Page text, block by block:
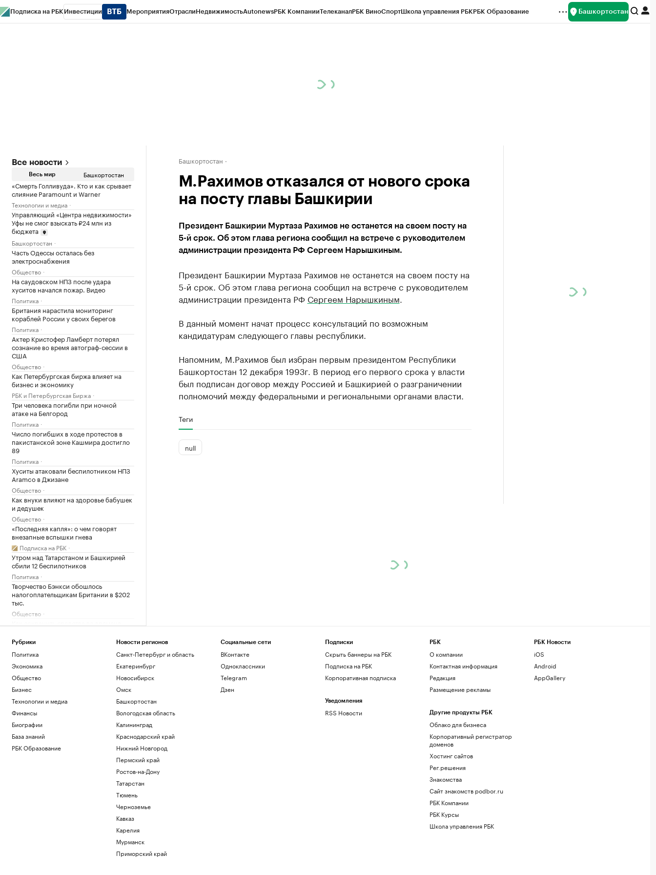
Подписка на РБК Инвестиции МероприятияОтраслиНедвижимостьAutonewsРБК КомпанииТелеканалРБК ВиноСпортШкола управления РБКРБК Образование Башкортостан
Все новости
Весь мир Башкортостан
«Смерть Голливуда». Кто и как срывает
слияние Paramount и Warner
Технологии и медиа
Управляющий «Центра недвижимости»
Уфы не смог взыскать ₽24 млн из
бюджета
Башкортостан
Часть Одессы осталась без
электроснабжения
Общество
На саудовском НПЗ после удара
хуситов начался пожар. Видео
Политика
Британия нарастила мониторинг
кораблей России у своих берегов
Политика
Актер Кристофер Ламберт потерял
сознание во время автограф-сессии в
США
Общество
Как Петербургская биржа влияет на
бизнес и экономику
РБК и Петербургская Биржа
Три человека погибли при ночной
атаке на Белгород
Политика
Число погибших в ходе протестов в
пакистанской зоне Кашмира достигло
89
Политика
Хуситы атаковали беспилотником НПЗ
Aramco в Джизане
Общество
Как внуки влияют на здоровье бабушек
и дедушек
Общество
«Последняя капля»: о чем говорят
внезапные вспышки гнева
Подписка на РБК
Утром над Татарстаном и Башкирией
сбили 12 беспилотников
Политика
Творчество Бэнкси обошлось
налогоплательщикам Британии в $202
тыс.
Общество
РБК и Сбер
В Баренцевом море нашли затонувшее
в 1942 году немецкое судно. Видео
Общество
Daily Mail узнала о плане «королевских
похорон» экс-принца Эндрю
Политика
Эксперт «Альфа-Денег» рассказала,
стоит ли брать кредит на отпуск
Инвестиции
Миллиардеры скупают и строят
бункеры. Чего они боятся и куда хотят
бежать
показали кадры с Моджтабой Хаменеи.
Башкортостан
М.Рахимов отказался от нового срока
на посту главы Башкирии
Президент Башкирии Муртаза Рахимов не останется на своем посту на
5-й срок. Об этом глава региона сообщил на встрече с руководителем
администрации президента РФ Сергеем Нарышкиным.
Президент Башкирии Муртаза Рахимов не останется на своем посту на
5-й срок. Об этом глава региона сообщил на встрече с руководителем
администрации президента РФ Сергеем Нарышкиным
В данный момент начат процесс консультаций по возможным
кандидатурам следующего главы республики.
Напомним, М.Рахимов был избран первым президентом Республики
Башкортостан 12 декабря 1993г. В период его первого срока у власти
был подписан договор между Россией и Башкирией о разграничении
полномочий между федеральными и региональными органами власти.
Теги
null
Рубрики
Политика
Экономика
Общество
Бизнес
Технологии и медиа
Финансы
Биографии
База знаний
РБК Образование
Новости регионов
Санкт-Петербург и область
Екатеринбург
Новосибирск
Омск
Башкортостан
Вологодская область
Калининград
Краснодарский край
Нижний Новгород
Пермский край
Ростов-на-Дону
Татарстан
Тюмень
Черноземье
Кавказ
Карелия
Мурманск
Приморский край
Социальные сети
ВКонтакте
Одноклассники
Telegram
Дзен
Подписки
Скрыть баннеры на РБК
Подписка на РБК
Корпоративная подписка
Уведомления
RSS Новости
РБК
О компании
Контактная информация
Редакция
Размещение рекламы
Другие продукты РБК
Облако для бизнеса
Корпоративный регистратор
доменов
Хостинг сайтов
Рег.решения
Знакомства
Сайт знакомств podbor.ru
РБК Компании
РБК Курсы
Школа управления РБК
РБК Новости
iOS
Android
AppGallery